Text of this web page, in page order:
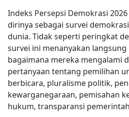
Indeks Persepsi Demokrasi
dirinya sebagai survei
dunia. Tidak seperti peringkat
survei ini menanyakan
bagaimana mereka mengalami
pertanyaan tentang pemilihan
berbicara, pluralisme politik,
kewarganegaraan, pemisahan
hukum, transparansi